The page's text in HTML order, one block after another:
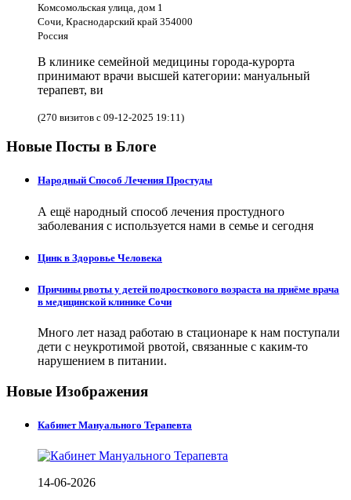
Комсомольская улица, дом 1
Сочи, Краснодарский край 354000
Россия
В клинике семейной медицины города-курорта
принимают врачи высшей категории: мануальный
терапевт, ви
(270 визитов с 09-12-2025 19:11)
Новые Посты в Блоге
Народный Способ Лечения Простуды
А ещё народный способ лечения простудного
заболевания с используется нами в семье и сегодня
Цинк в Здоровье Человека
Причины рвоты у детей подросткового возраста на приёме врача
в медицинской клинике Сочи
Много лет назад работаю в стационаре к нам поступали
дети с неукротимой рвотой, связанные с каким-то
нарушением в питании.
Новые Изображения
Кабинет Мануального Терапевта
14-06-2026